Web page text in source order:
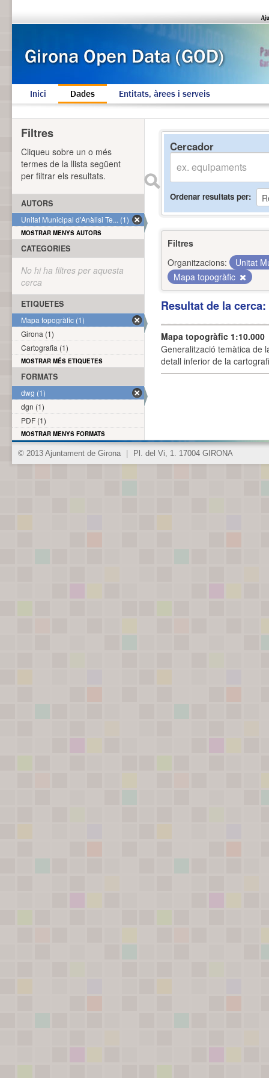
Inici Dades Entitats, àrees i serveis
Cercador
Ordenar resultats per
Filtres
Organitzacions:
Unitat
Mapa topogràfic
Resultat de la
Mapa topogràfic 1:10.000
Generalització temàtica de
detall inferior de la
Filtres
Cliqueu sobre un o més
termes de la llista següent
per filtrar els resultats.
AUTORS
Unitat Municipal d'Anàlisi Te... (1)
MOSTRAR MENYS AUTORS
CATEGORIES
No hi ha filtres per aquesta
cerca
ETIQUETES
Mapa topogràfic (1)
Girona (1)
Cartografia (1)
MOSTRAR MÉS ETIQUETES
FORMATS
dwg (1)
dgn (1)
PDF (1)
MOSTRAR MENYS FORMATS
© 2013 Ajuntament de Girona Pl. del Vi, 1. 17004 GIRONA